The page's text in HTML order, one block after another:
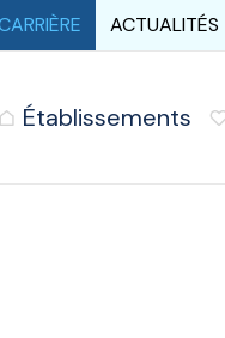
ACTUALITÉS
Établissements